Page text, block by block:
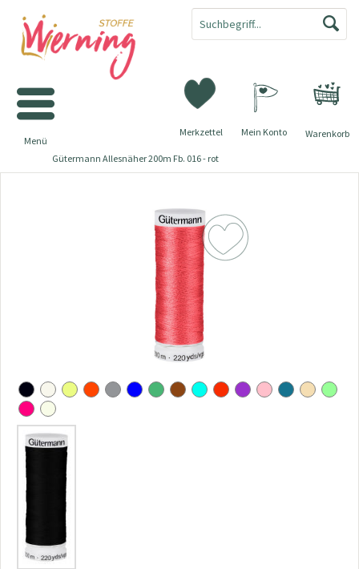
Warenkorb
Merkzettel Mein Konto
Menü
Gütermann Allesnäher 200m Fb. 016 - rot